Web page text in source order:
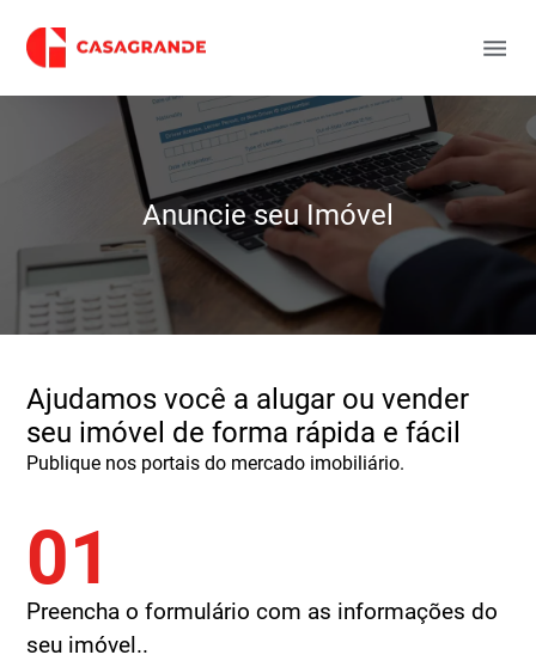
Anuncie seu Imóvel
Ajudamos você a alugar ou vender
seu imóvel de forma rápida e fácil
Publique nos portais do mercado imobiliário.
01
Preencha o formulário com as informações do
seu imóvel..